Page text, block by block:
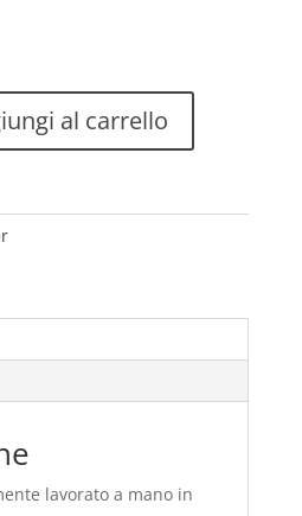
al carrello
lavorato a mano in